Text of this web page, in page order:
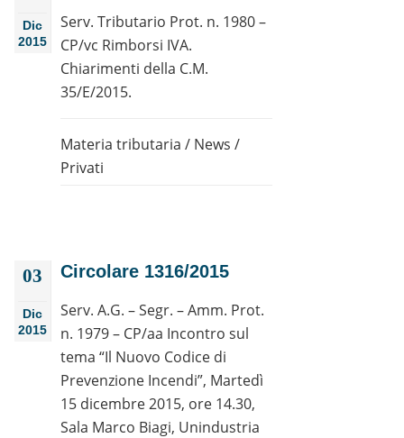
Dic
2015
Serv. Tributario Prot. n. 1980 –
CP/vc Rimborsi IVA.
Chiarimenti della C.M.
35/E/2015.
Materia tributaria / News /
Privati
03
Dic
2015
Circolare 1316/2015
Serv. A.G. – Segr. – Amm. Prot.
n. 1979 – CP/aa Incontro sul
tema “Il Nuovo Codice di
Prevenzione Incendi”, Martedì
15 dicembre 2015, ore 14.30,
Sala Marco Biagi, Unindustria